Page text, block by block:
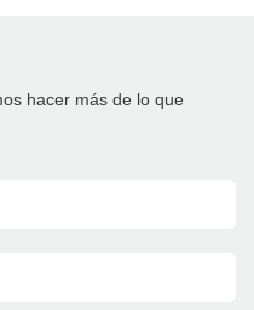
hacer más de lo que